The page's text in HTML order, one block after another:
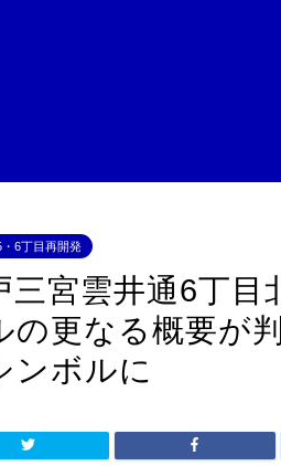
・6丁目再開発
三宮雲井通6丁目
の更なる概要が
ンボルに